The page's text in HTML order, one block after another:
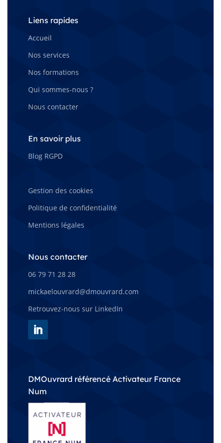
Liens rapides
Accueil
Nos services
Nos formations
Qui sommes-nous ?
Nous contacter
En savoir plus
Blog RGPD
–
Gestion des cookies
Politique de confidentialité
Mentions légales
Nous contacter
06 79 71 28 28
mickaelouvrard@dmouvrard.com
Retrouvez-nous sur LinkedIn
DMOuvrard référencé Activateur France
Num